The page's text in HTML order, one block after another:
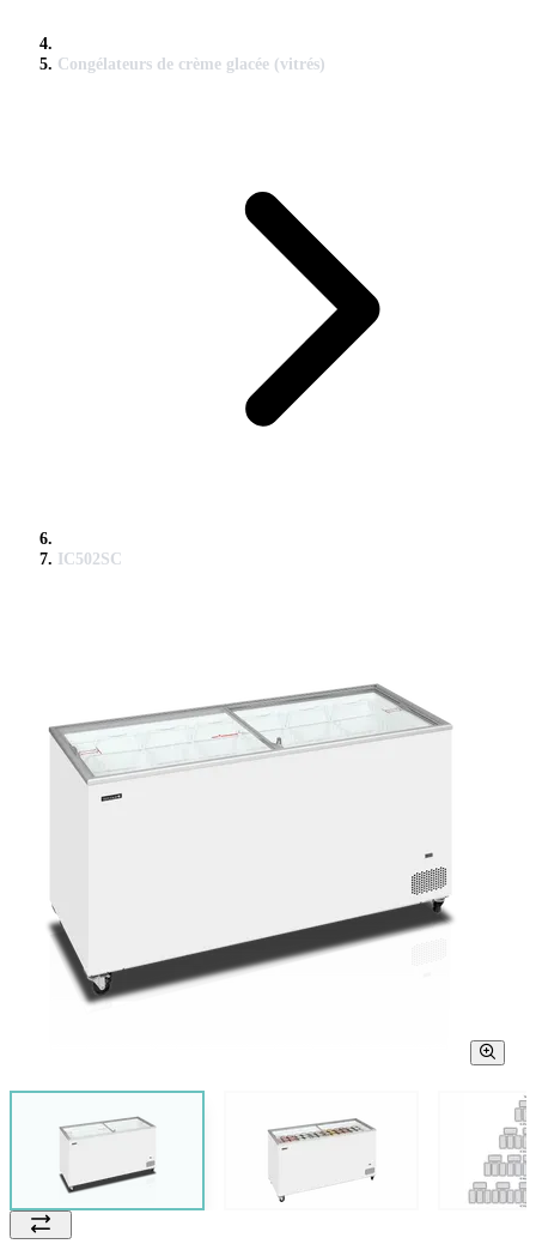
Congélateurs de crème glacée (vitrés)
IC502SC